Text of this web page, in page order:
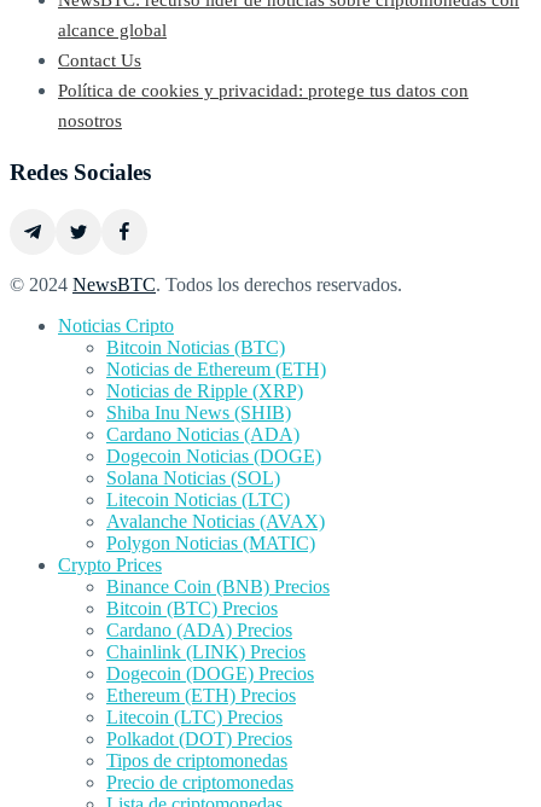
alcance global
Contact Us
Política de cookies y privacidad: protege tus datos con
nosotros
Redes Sociales
© 2024 NewsBTC. Todos los derechos reservados.
Noticias Cripto
Bitcoin Noticias (BTC)
Noticias de Ethereum (ETH)
Noticias de Ripple (XRP)
Shiba Inu News (SHIB)
Cardano Noticias (ADA)
Dogecoin Noticias (DOGE)
Solana Noticias (SOL)
Litecoin Noticias (LTC)
Avalanche Noticias (AVAX)
Polygon Noticias (MATIC)
Crypto Prices
Binance Coin (BNB) Precios
Bitcoin (BTC) Precios
Cardano (ADA) Precios
Chainlink (LINK) Precios
Dogecoin (DOGE) Precios
Ethereum (ETH) Precios
Litecoin (LTC) Precios
Polkadot (DOT) Precios
Tipos de criptomonedas
Precio de criptomonedas